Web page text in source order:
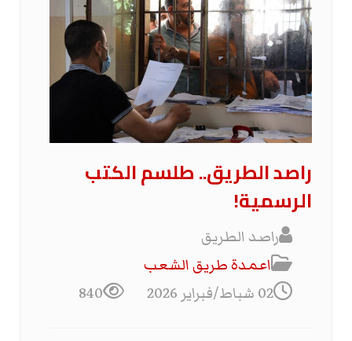
راصد الطريق.. طلسم الكتب
الرسمية!
راصد الطريق
اعمدة طريق الشعب
02 شباط/فبراير 2026
840